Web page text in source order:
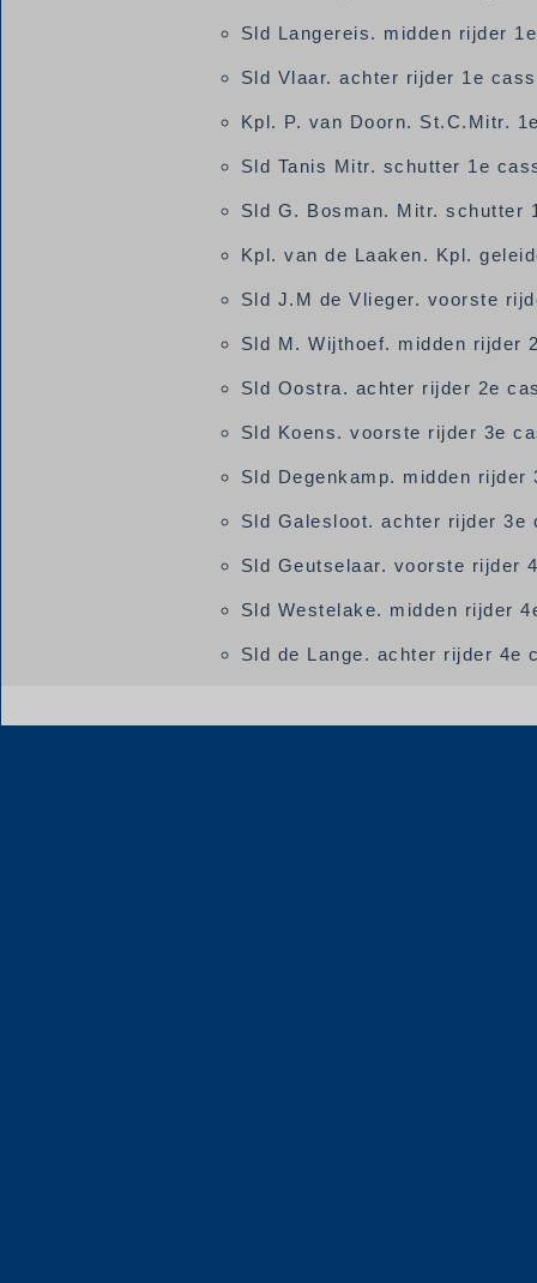
Sld Langereis. midden rijder
Sld Vlaar. achter rijder 1e
Kpl. P. van Doorn. St.C.Mitr.
Sld Tanis Mitr. schutter 1e
Sld G. Bosman. Mitr. schutter
Kpl. van de Laaken. Kpl.
Sld J.M de Vlieger. voorste
Sld M. Wijthoef. midden rijder
Sld Oostra. achter rijder 2e
Sld Koens. voorste rijder 3e
Sld Degenkamp. midden
Sld Galesloot. achter rijder
Sld Geutselaar. voorste rijder
Sld Westelake. midden rijder
Sld de Lange. achter rijder 4e